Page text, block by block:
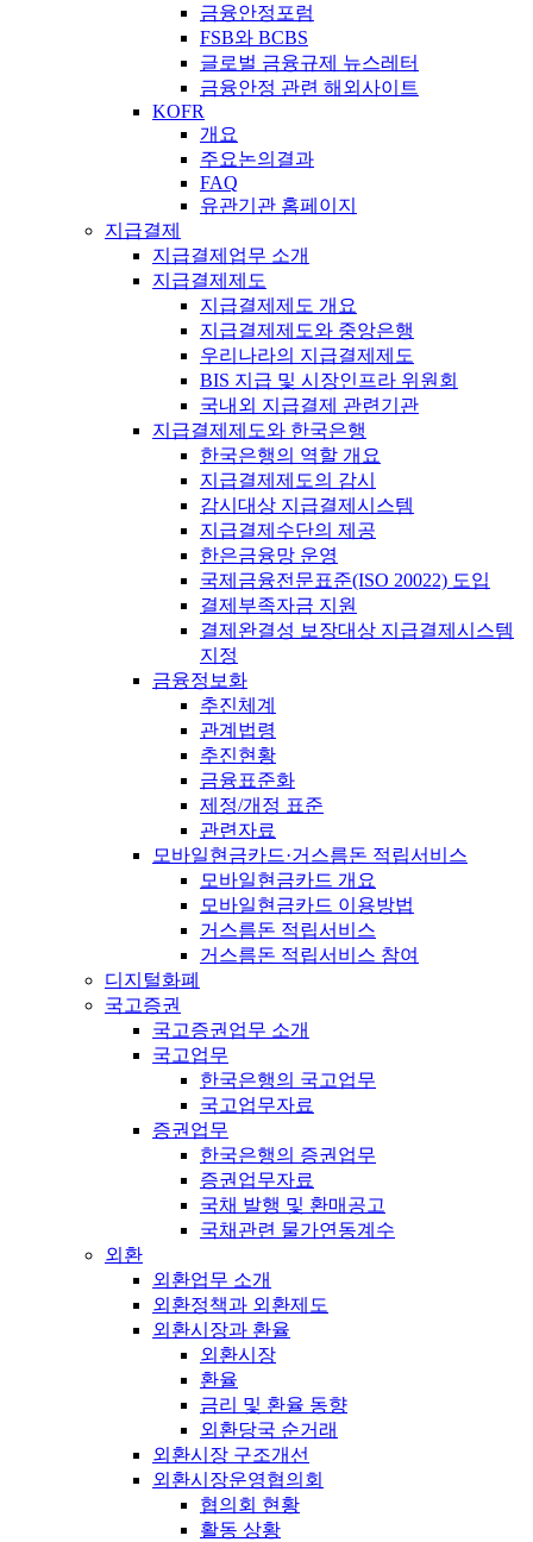
금융안정포럼
FSB와 BCBS
글로벌 금융규제 뉴스레터
금융안정 관련 해외사이트
KOFR
개요
주요논의결과
FAQ
유관기관 홈페이지
지급결제
지급결제업무 소개
지급결제제도
지급결제제도 개요
지급결제제도와 중앙은행
우리나라의 지급결제제도
BIS 지급 및 시장인프라 위원회
국내외 지급결제 관련기관
지급결제제도와 한국은행
한국은행의 역할 개요
지급결제제도의 감시
감시대상 지급결제시스템
지급결제수단의 제공
한은금융망 운영
국제금융전문표준(ISO 20022) 도입
결제부족자금 지원
결제완결성 보장대상 지급결제시스템
지정
금융정보화
추진체계
관계법령
추진현황
금융표준화
제정/개정 표준
관련자료
모바일현금카드·거스름돈 적립서비스
모바일현금카드 개요
모바일현금카드 이용방법
거스름돈 적립서비스
거스름돈 적립서비스 참여
디지털화폐
국고증권
국고증권업무 소개
국고업무
한국은행의 국고업무
국고업무자료
증권업무
한국은행의 증권업무
증권업무자료
국채 발행 및 환매공고
국채관련 물가연동계수
외환
외환업무 소개
외환정책과 외환제도
외환시장과 환율
외환시장
환율
금리 및 환율 동향
외환당국 순거래
외환시장 구조개선
외환시장운영협의회
협의회 현황
활동 상황